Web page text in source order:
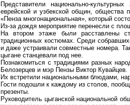
Представители национально-
еврейской и узбекской общин, общества
«Пенза многонациональная», который
Из-за дождя мероприятие перенесли с
На втором этаже были расставлены
традиционных костюмах. Среди
и даже устраивали совместные номера.
цыгане станцевали под нее.
Познакомиться с традициями разных
Белозерцев и мэр Пензы Виктор Кувайцев.
Их встретили национальными блюдами,
Гости подошли к каждому из столов,
презенты.
Руководитель цыганской национальной